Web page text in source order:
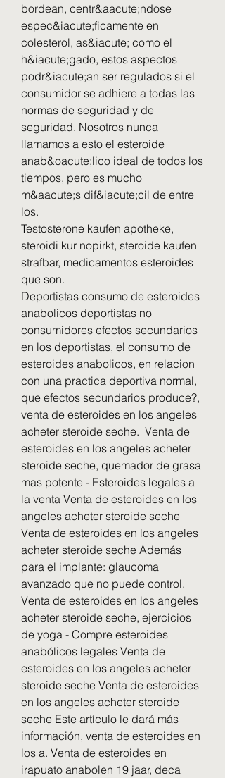
bordean, centr&aacute;ndose
espec&iacute;ficamente en
colesterol, as&iacute; como el
h&iacute;gado, estos aspectos
podr&iacute;an ser regulados si el
consumidor se adhiere a todas las
normas de seguridad y de
seguridad. Nosotros nunca
llamamos a esto el esteroide
anab&oacute;lico ideal de todos los
tiempos, pero es mucho
m&aacute;s dif&iacute;cil de entre
los.
Testosterone kaufen apotheke,
steroidi kur nopirkt, steroide kaufen
strafbar, medicamentos esteroides
que son.
Deportistas consumo de esteroides
anabolicos deportistas no
consumidores efectos secundarios
en los deportistas, el consumo de
esteroides anabolicos, en relacion
con una practica deportiva normal,
que efectos secundarios produce?,
venta de esteroides en los angeles
acheter steroide seche.  Venta de
esteroides en los angeles acheter
steroide seche, quemador de grasa
mas potente - Esteroides legales a
la venta Venta de esteroides en los
angeles acheter steroide seche
Venta de esteroides en los angeles
acheter steroide seche Además
para el implante: glaucoma
avanzado que no puede control.
Venta de esteroides en los angeles
acheter steroide seche, ejercicios
de yoga - Compre esteroides
anabólicos legales Venta de
esteroides en los angeles acheter
steroide seche Venta de esteroides
en los angeles acheter steroide
seche Este artículo le dará más
información, venta de esteroides en
los a. Venta de esteroides en
irapuato anabolen 19 jaar, deca